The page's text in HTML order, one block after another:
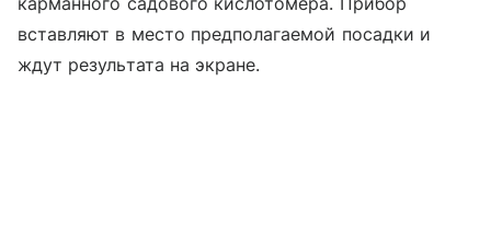
вставляют в место предполагаемой посадки и
ждут результата на экране.